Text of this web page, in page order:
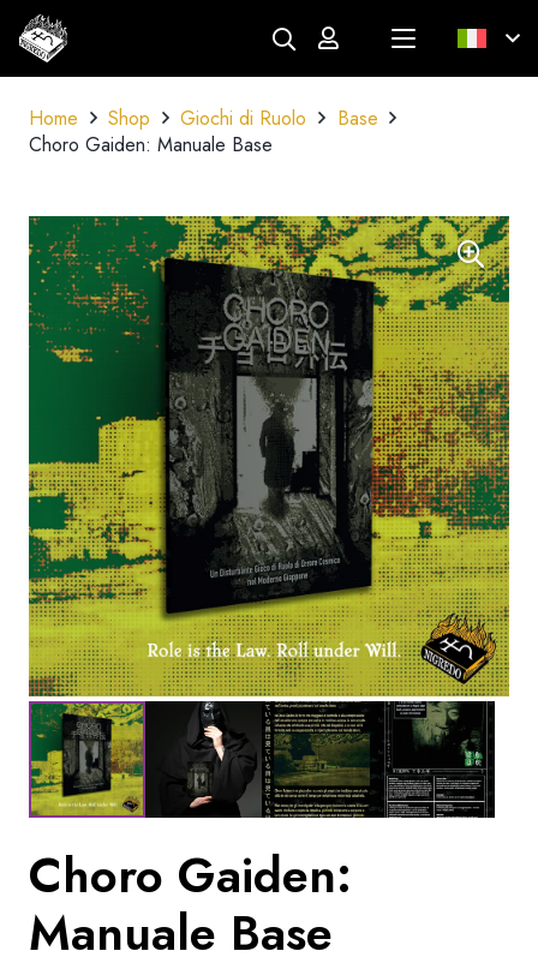
Home Shop Giochi di Ruolo
Base
Choro Gaiden: Manuale Base
Choro Gaiden:
Manuale Base